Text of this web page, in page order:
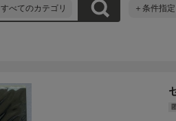
すべてのカテゴリ ＋条件指定